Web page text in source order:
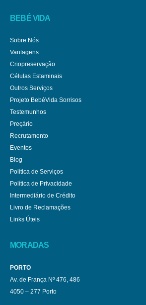
BEBÉ VIDA
Sobre Nós
Vantagens
Criopreservação
Células Estaminais
Outros Serviços
Projeto BebéVida Sorrisos
Testemunhos
Preçário
Recrutamento
Eventos
Blog
Política de Serviços
Política de Privacidade
Intermediário de Crédito
Livro de Reclamações
Links Úteis
MORADAS
PORTO
Av. de França Nº 476, 486
4050 – 277 Porto